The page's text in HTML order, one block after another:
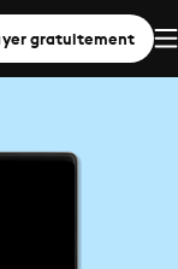
gratuitement